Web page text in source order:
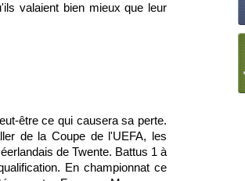
valaient bien mieux que leur
être ce qui causera sa perte.
de la Coupe de l'UEFA, les
de Twente. Battus 1 à
En championnat ce